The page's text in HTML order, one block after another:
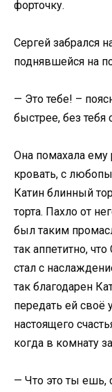
форточку.
Сергей забрался
поднявшейся на
— Это тебе! –
быстрее, без тебя
Она помахала ему
кровать, с
Катин блинный
торта. Пахло от
был таким
так аппетитно,
стал с
так благодарен
передать ей своё
настоящего
когда в комнату
— Что это ты ешь,